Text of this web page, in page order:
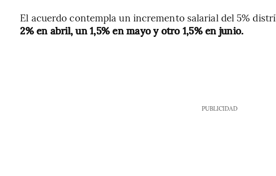
El acuerdo contempla un incremento salarial del 5%
2% en abril, un 1,5% en mayo y otro 1,5% en junio.
PUBLICIDAD